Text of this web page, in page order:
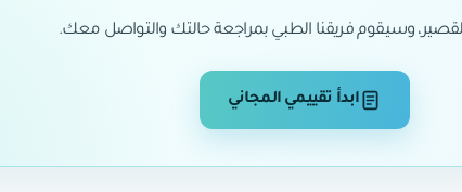
وسيقوم فريقنا الطبي بمراجعة حالتك والتواصل معك.
ابدأ تقييمي المجاني